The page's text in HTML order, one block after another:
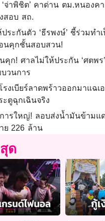
‘จ่าพิชิต’ คาด่าน ตม.หนองค
สอบ สถ.
ระกันตัว ‘ธีรพงษ์’ ชี้ร่วมทำ
นคุกชั้นสอบสวน!
คุก! ศาลไม่ให้ประกัน ‘ศตพร
วนการ
งเบียร์ลาดพร้าวออกมาแฉเ
ตูฉุกเฉินจริง
ารใหญ่! ลอบส่งน้ำมันข้ามแ
ย 226 ล้าน
ด